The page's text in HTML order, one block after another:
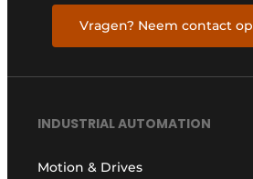
Vragen? Neem contact op
INDUSTRIAL AUTOMATION
Motion & Drives